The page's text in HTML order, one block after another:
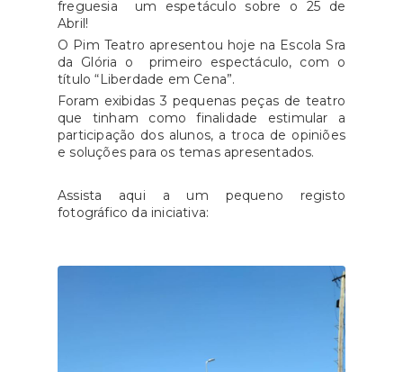
freguesia um espetáculo sobre o 25 de
Abril!
O Pim Teatro apresentou hoje na Escola Sra
da Glória o primeiro espectáculo, com o
título “Liberdade em Cena”.
Foram exibidas 3 pequenas peças de teatro
que tinham como finalidade estimular a
participação dos alunos, a troca de opiniões
e soluções para os temas apresentados.
Assista aqui a um pequeno registo
fotográfico da iniciativa: